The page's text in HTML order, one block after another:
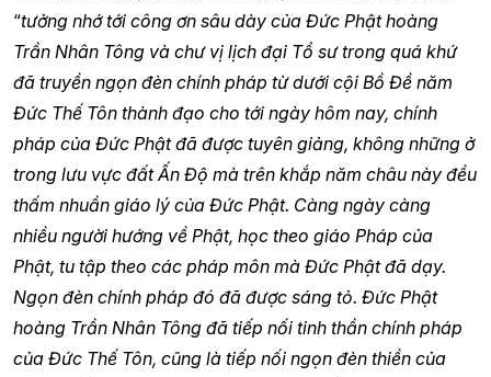
“tưởng nhớ tới công ơn sâu dày của Đức Phật hoàng
Trần Nhân Tông và chư vị lịch đại Tổ sư trong quá khứ
đã truyền ngọn đèn chính pháp từ dưới cội Bồ Đề năm
Đức Thế Tôn thành đạo cho tới ngày hôm nay, chính
pháp của Đức Phật đã được tuyên giảng, không những ở
trong lưu vực đất Ấn Độ mà trên khắp năm châu này đều
thấm nhuần giáo lý của Đức Phật. Càng ngày càng
nhiều người hướng về Phật, học theo giáo Pháp của
Phật, tu tập theo các pháp môn mà Đức Phật đã dạy.
Ngọn đèn chính pháp đó đã được sáng tỏ. Đức Phật
hoàng Trần Nhân Tông đã tiếp nối tinh thần chính pháp
của Đức Thế Tôn, cũng là tiếp nối ngọn đèn thiền của